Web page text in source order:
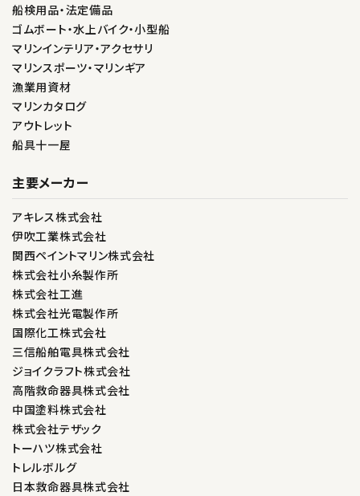
船検用品・法定備品
ゴムボート・水上バイク・小型船
マリンインテリア・アクセサリ
マリンスポーツ・マリンギア
漁業用資材
マリンカタログ
アウトレット
船具十一屋
主要メーカー
アキレス株式会社
伊吹工業株式会社
関西ペイントマリン株式会社
株式会社小糸製作所
株式会社工進
株式会社光電製作所
国際化工株式会社
三信船舶電具株式会社
ジョイクラフト株式会社
高階救命器具株式会社
中国塗料株式会社
株式会社テザック
トーハツ株式会社
トレルボルグ
日本救命器具株式会社